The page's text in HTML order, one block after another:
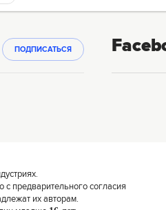
ПОДПИСАТЬСЯ
предварительного согласия
их авторам.